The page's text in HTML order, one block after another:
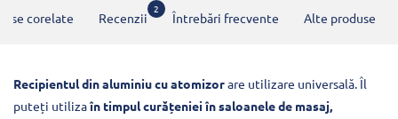
corelate Recenzii
2
Întrebări frecvente Alte produse
Recipientul din aluminiu cu atomizorare utilizare universală. Îl
puteți utilizaîn timpul curățeniei în saloanele de masaj,